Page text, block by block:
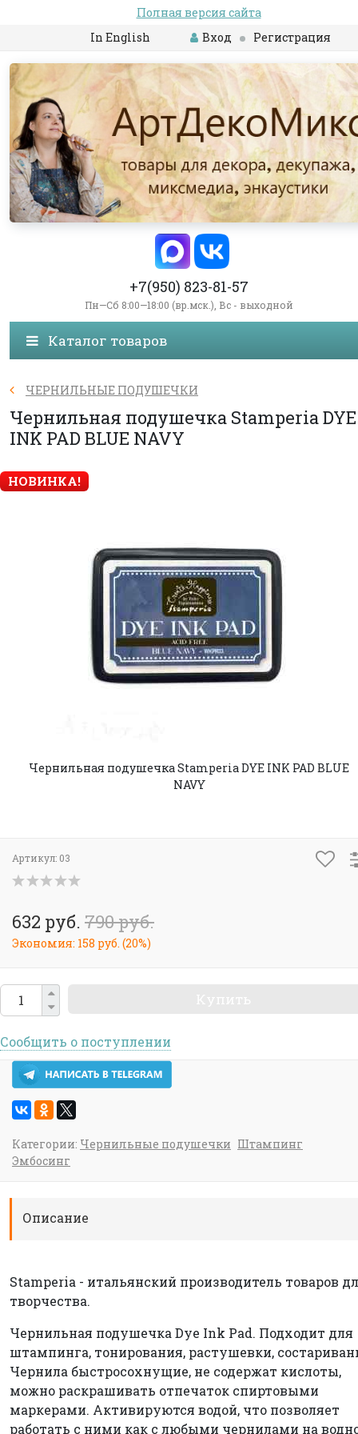
Полная версия сайта
In English
Вход Регистрация
+7(950) 823-81-57
Пн—Сб 8:00—18:00 (вр.мск.), Вс - выходной
Каталог товаров
ЧЕРНИЛЬНЫЕ ПОДУШЕЧКИ
Чернильная подушечка Stamperia DYE
INK PAD BLUE NAVY
НОВИНКА!
Чернильная подушечка Stamperia DYE INK PAD BLUE
NAVY
Артикул: 03
632 руб. 790 руб.
Экономия: 158 руб. (20%)
Сообщить о поступлении
Категории: Чернильные подушечки Штампинг
Эмбосинг
Описание
Stamperia - итальянский производитель товаров
творчества.
Чернильная подушечка Dye Ink Pad. Подходит для
штампинга, тонирования, растушевки,
Чернила быстросохнущие, не содержат кислоты,
можно раскрашивать отпечаток спиртовыми
маркерами. Активируются водой, что позволяет
работать с ними как с любыми чернилами на